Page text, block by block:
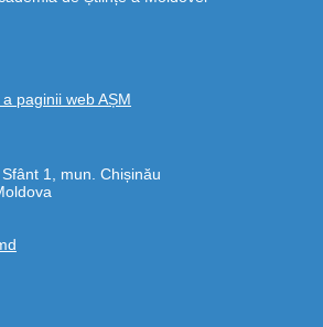
paginii web AȘM
1, mun. Chișinău